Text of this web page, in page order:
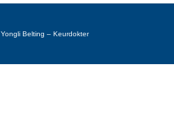
Yongli Belting – Keurdokter